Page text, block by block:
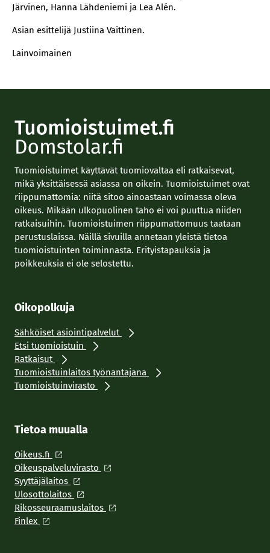
Järvinen, Hanna Lähdeniemi ja Lea Alén.
Asian esittelijä Justiina Vaittinen.
Lainvoimainen
Tuomioistuimet käyttävät tuomiovaltaa eli ratkaisevat,
mikä yksittäisessä asiassa on oikein. Tuomioistuimet ovat
riippumattomia: niitä sitoo ainoastaan voimassa oleva
oikeus. Mikään ulkopuolinen taho ei voi puuttua niiden
ratkaisuihin. Tuomioistuimen riippumattomuus taataan
perustuslaissa. Näillä sivuilla annetaan yleistä tietoa
tuomioistuinten toiminnasta. Erityistapauksia ja
poikkeuksia ei ole selostettu.
Oikopolkuja
Sähköiset asiointipalvelut
Etsi tuomioistuin
Ratkaisut
Tuomioistuinlaitos työnantajana
Tuomioistuinvirasto
Tietoa muualla
Oikeus.fi
Oikeuspalveluvirasto
Syyttäjälaitos
Ulosottolaitos
Rikosseuraamuslaitos
Finlex